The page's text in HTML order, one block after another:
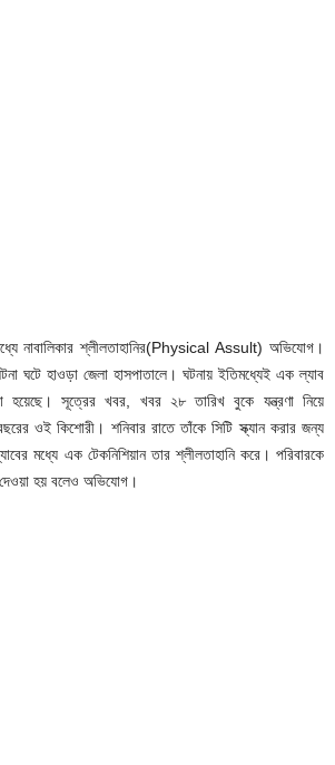
নাবালিকার শ্লীলতাহানির(Physical Assult) অভিযোগ।
ঘটে হাওড়া জেলা হাসপাতালে। ঘটনায় ইতিমধ্যেই এক ল্যাব
হয়েছে। সূত্রের খবর, খবর ২৮ তারিখ বুকে যন্ত্রণা নিয়ে
ওই কিশোরী। শনিবার রাতে তাঁকে সিটি স্ক্যান করার জন্য
মধ্যে এক টেকনিশিয়ান তার শ্লীলতাহানি করে। পরিবারকে
হয় বলেও অভিযোগ।